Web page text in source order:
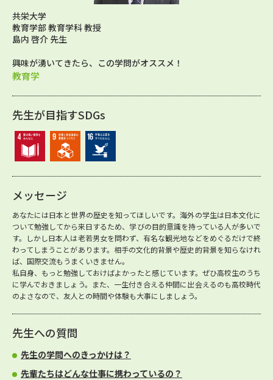
共栄大学
教育学部 教育学科 教授
島内 啓介 先生
興味が湧いてきたら、この学問がオススメ！
教育学
先生が目指すSDGs
メッセージ
あなたには日本と世界の歴史を知ってほしいです。海外の学生は日本文化に
ついて勉強してから来日するため、学びの目的意識を持っている人が多いで
す。しかし日本人は老若男女を問わず、有名な観光地などをめぐるだけで終
わってしまうことがあります。相手の文化的背景や歴史的背景を知らなけれ
ば、国際交流もうまくいきません。
私自身、もっと勉強しておけばよかったと感じています。ぜひ高校生のうち
に学んでおきましょう。また、一生付き合える仲間に出会えるのも高校時代
のよさなので、友人との時間や体験も大事にしましょう。
先生への質問
先生の学問へのきっかけは？
先輩たちはどんな仕事に携わっているの？